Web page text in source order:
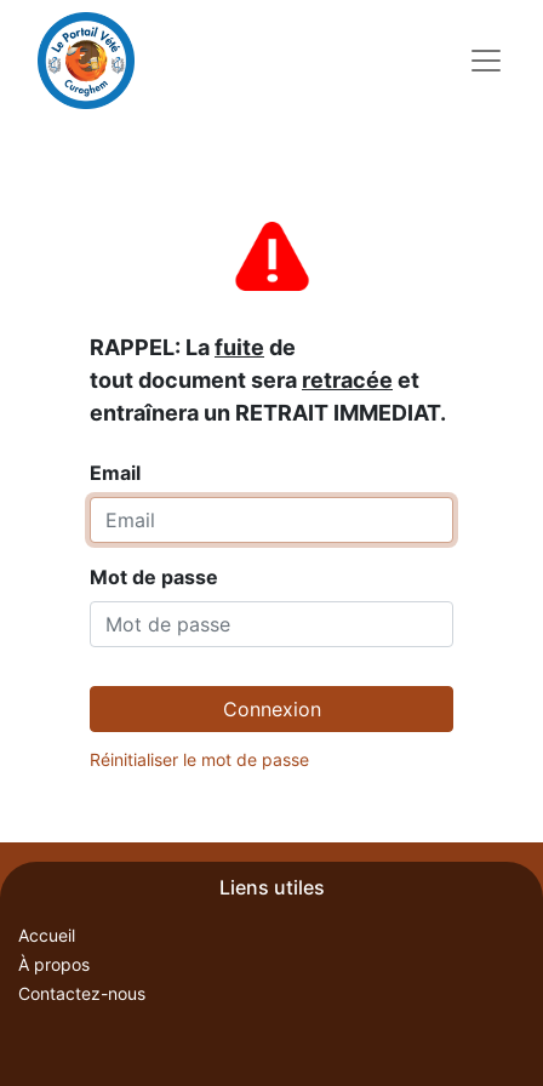
RAPPEL: Lafuite de
tout document sera retracée et
entraînera un RETRAIT IMMEDIAT.
Email
Mot de passe
Connexion
Réinitialiser le mot de passe
Liens utiles
Accueil
À propos
Contactez-nous